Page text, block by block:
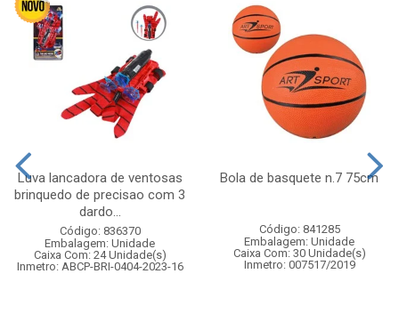
Luva lancadora de ventosas
brinquedo de precisao com 3
dardo...
Código: 836370
Embalagem: Unidade
Caixa Com: 24 Unidade(s)
Inmetro: ABCP-BRI-0404-2023-16
Bola de basquete n.7 75cm
Código: 841285
Embalagem: Unidade
Caixa Com: 30 Unidade(s)
Inmetro: 007517/2019